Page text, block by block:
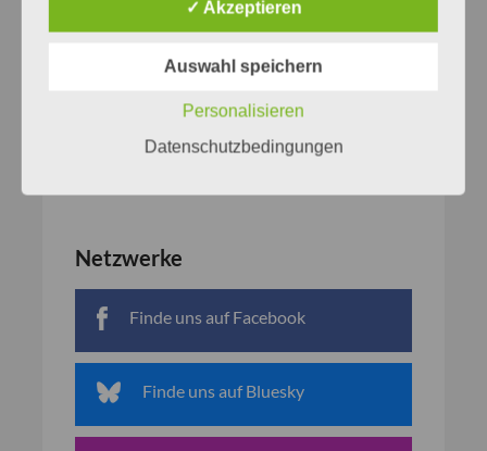
Netzwerke
Finde uns auf Facebook
Finde uns auf Bluesky
✓ Akzeptieren
Auswahl speichern
Personalisieren
Datenschutzbedingungen